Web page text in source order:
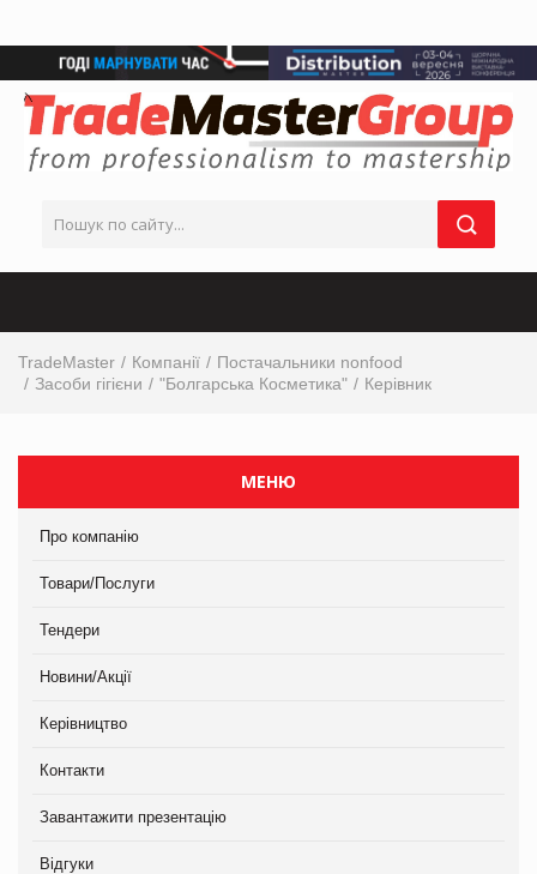
TradeMaster Компанії
Постачальники nonfood
Засоби гігієни
"Болгарська Косметика" Керівник
МЕНЮ
Про компанію
Товари/Послуги
Тендери
Новини/Акції
Керівництво
Контакти
Завантажити презентацію
Відгуки